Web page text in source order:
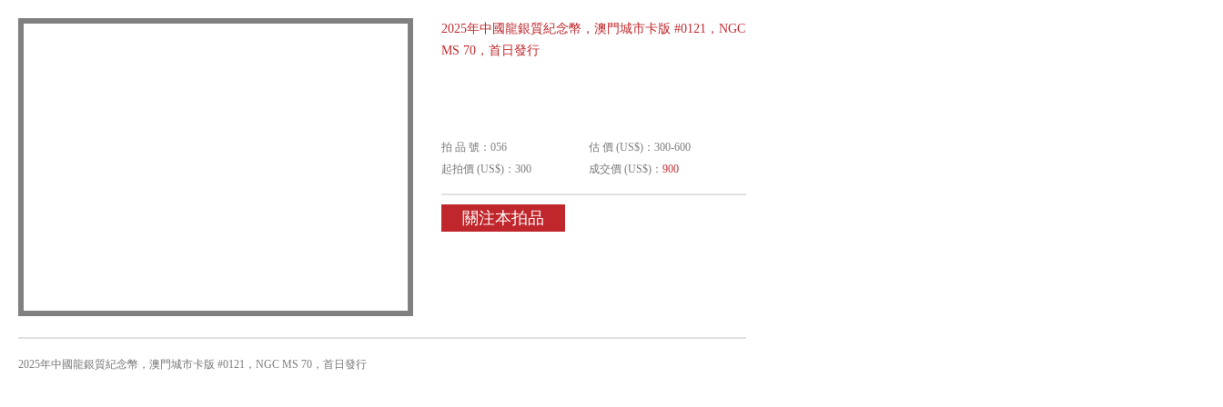
2025年中國龍銀質紀念幣，澳門城市卡版 #0121，NGC
MS 70，首日發行
拍 品 號：056
估 價 (US$)：300-600
起拍價 (US$)：300
成交價 (US$)： 900
關注本拍品
2025年中國龍銀質紀念幣，澳門城市卡版 #0121，NGC MS 70，首日發行